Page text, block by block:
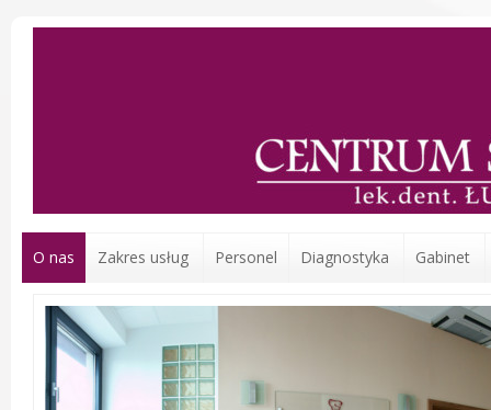
O nas Zakres usług Personel Diagnostyka Gabinet